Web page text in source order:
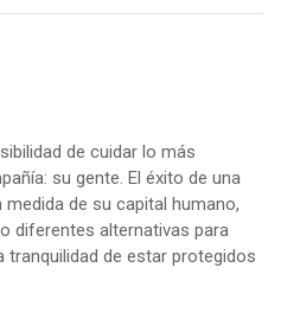
de cuidar lo más
su gente. El éxito de una
de su capital humano,
diferentes alternativas para
de estar protegidos